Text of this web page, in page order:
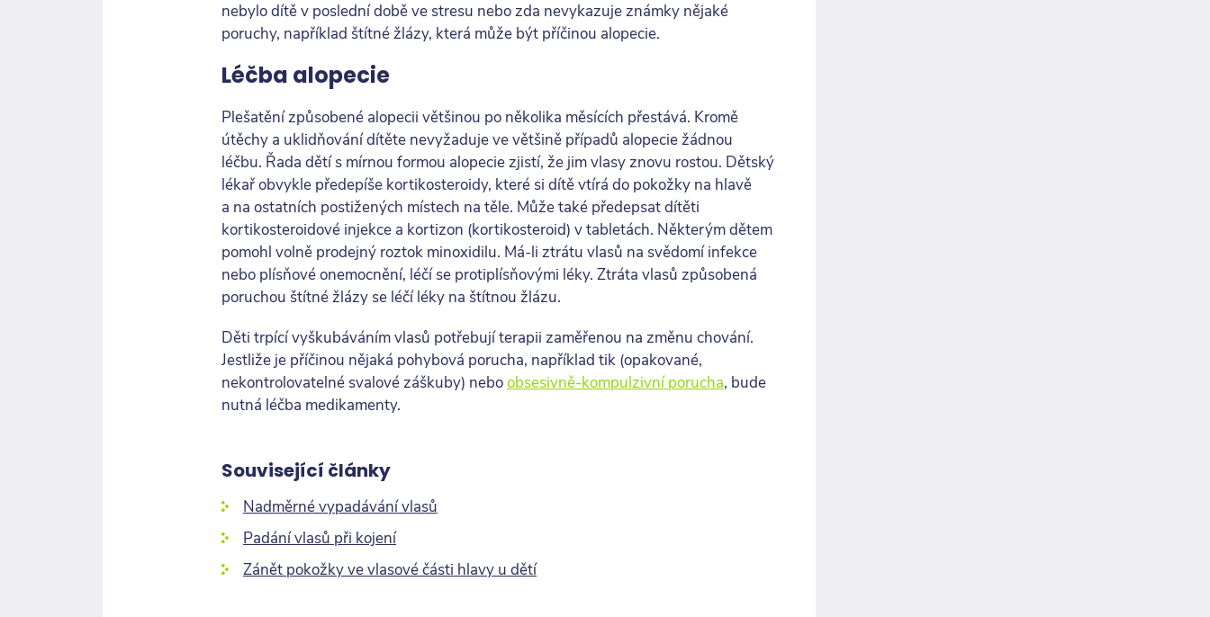
nebylo dítě v poslední době ve stresu nebo zda nevykazuje známky nějaké
poruchy, například štítné žlázy, která může být příčinou alopecie.
Léčba alopecie
Plešatění způsobené alopecii většinou po několika měsících přestává. Kromě
útěchy a uklidňování dítěte nevyžaduje ve většině případů alopecie žádnou
léčbu. Řada dětí s mírnou formou alopecie zjistí, že jim vlasy znovu rostou. Dětský
lékař obvykle předepíše kortikosteroidy, které si dítě vtírá do pokožky na hlavě
a na ostatních postižených místech na těle. Může také předepsat dítěti
kortikosteroidové injekce a kortizon (kortikosteroid) v tabletách. Některým dětem
pomohl volně prodejný roztok minoxidilu. Má-li ztrátu vlasů na svědomí infekce
nebo plísňové onemocnění, léčí se protiplísňovými léky. Ztráta vlasů způsobená
poruchou štítné žlázy se léčí léky na štítnou žlázu.
Děti trpící vyškubáváním vlasů potřebují terapii zaměřenou na změnu chování.
Jestliže je příčinou nějaká pohybová porucha, například tik (opakované,
nekontrolovatelné svalové záškuby) neboobsesivně-kompulzivní porucha, bude
nutná léčba medikamenty.
Související články
Nadměrné vypadávání vlasů
Padání vlasů při kojení
Zánět pokožky ve vlasové části hlavy u dětí